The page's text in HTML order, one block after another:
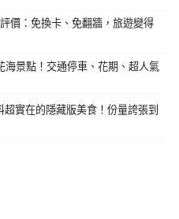
價：免換卡、免翻牆，旅遊變得
海景點！交通停車、花期、超人氣
超實在的隱藏版美食！份量誇張到